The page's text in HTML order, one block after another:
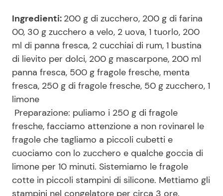
Ingredienti: 200 g di zucchero, 200 g di farina
00, 30 g zucchero a velo, 2 uova, 1 tuorlo, 200
ml di panna fresca, 2 cucchiai di rum, 1 bustina
di lievito per dolci, 200 g mascarpone, 200 ml
panna fresca, 500 g fragole fresche, menta
fresca, 250 g di fragole fresche, 50 g zucchero, 1
limone
Preparazione: puliamo i 250 g di fragole
fresche, facciamo attenzione a non rovinarel le
fragole che tagliamo a piccoli cubetti e
cuociamo con lo zucchero e qualche goccia di
limone per 10 minuti. Sistemiamo le fragole
cotte in piccoli stampini di silicone. Mettiamo gli